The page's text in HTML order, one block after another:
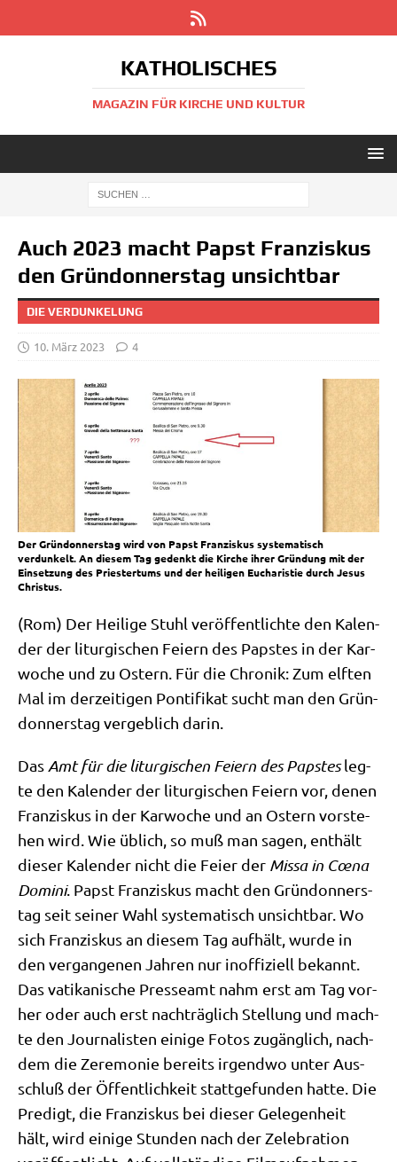
KATHOLISCHES
MAGAZIN FÜR KIRCHE UND KULTUR
Auch 2023 macht Papst Franziskus
den Gründonnerstag unsichtbar
DIE VERDUNKELUNG
10. März 2023 4
Der Gründonnerstag wird von Papst Franziskus systematisch
verdunkelt. An diesem Tag gedenkt die Kirche ihrer Gründung mit der
Einsetzung des Priestertums und der heiligen Eucharistie durch Jesus
Christus.
(Rom) Der Hei­li­ge Stuhl ver­öf­fent­lich­te den Kalen­
der der lit­ur­gi­schen Fei­ern des Pap­stes in der Kar­
wo­che und zu Ostern. Für die Chro­nik: Zum elf­ten
Mal im der­zei­ti­gen Pon­ti­fi­kat sucht man den Grün­
don­ners­tag ver­geb­lich darin.
Das Amt für die lit­ur­gi­schen Fei­ern des Pap­stesleg­
te den Kalen­der der lit­ur­gi­schen Fei­ern vor, denen
Fran­zis­kus in der Kar­wo­che und an Ostern vor­ste­
hen wird. Wie üblich, so muß man sagen, ent­hält
die­ser Kalen­der nicht die Fei­er der Mis­sa in Cœna
Domi­ni. Papst Fran­zis­kus macht den Grün­don­ners­
tag seit sei­ner Wahl syste­ma­tisch unsicht­bar. Wo
sich Fran­zis­kus an die­sem Tag auf­hält, wur­de in
den ver­gan­ge­nen Jah­ren nur inof­fi­zi­ell bekannt.
Das vati­ka­ni­sche Pres­se­amt nahm erst am Tag vor­
her oder auch erst nach­träg­lich Stel­lung und mach­
te den Jour­na­li­sten eini­ge Fotos zugäng­lich, nach­
dem die Zere­mo­nie bereits irgend­wo unter Aus­
schluß der Öffent­lich­keit statt­ge­fun­den hat­te. Die
Pre­digt, die Fran­zis­kus bei die­ser Gele­gen­heit
hält, wird eini­ge Stun­den nach der Zele­bra­ti­on